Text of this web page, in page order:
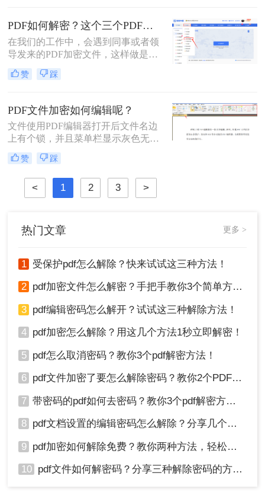
希望能对大家有所帮助！
PDF如何解密？这个三个PDF解密工具可以帮你！
在我们的工作中，会遇到同事或者领
导发来的PDF加密文件，这样做是为
了保证文件的机密性；而我们每次打
开PDF文件都需要输入密码才能进行
时，就会很麻烦。这时我们就需要对
其进行解密，以方便后续的操作，那
有什么办法能进行PDF解密呢？当然
有，今天小编就为大家推荐三个方
法，大家一起看看PDF如何解密吧！
赞 踩
PDF文件加密如何编辑呢？
文件使用PDF编辑器打开后文件名边
上有个锁，并且菜单栏显示灰色无法
编辑。
赞 踩
< 1 2 3 >
热门文章 更多 >
1 受保护pdf怎么解除？快来试试这三种方法！
2 pdf加密文件怎么解密？手把手教你3个简单方法！
3 pdf编辑密码怎么解开？试试这三种解除方法！
4 pdf加密怎么解除？用这几个方法1秒立即解密！
5 pdf怎么取消密码？教你3个pdf解密方法！
6 pdf文件加密了要怎么解除密码？教你2个PDF解密方法
7 带密码的pdf如何去密码？教你3个pdf解密方法！
8 pdf文档设置的编辑密码怎么解除？分享几个解密方法！
9 pdf加密如何解除免费？教你两种方法，轻松解锁pdf文件！
10 pdf文件如何解密码？分享三种解除密码的方法！